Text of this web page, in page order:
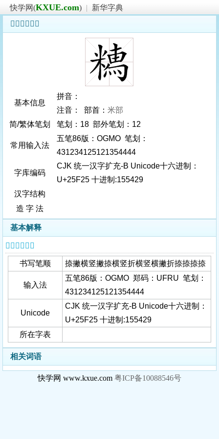
快学网(KXUE.com) |
新华字典
𥼥字基本信息
基本信息
拼音：
注音： 部首： 米部
简/繁体笔划
笔划：18 部外笔划：12
常用输入法
五笔86版：OGMO 笔划：
431234125121354444
字库编码
CJK 统一汉字扩充-B Unicode十六进制：
U+25F25 十进制:155429
汉字结构
造 字 法
基本解释
𥼥字基本信息
书写笔顺 捺撇横竖撇捺横竖折横竖横撇折捺捺捺捺
输入法
五笔86版：OGMO 郑码：UFRU 笔划：
431234125121354444
Unicode
CJK 统一汉字扩充-B Unicode十六进制：
U+25F25 十进制:155429
所在字表
相关词语
快学网 www.kxue.com 粤ICP备10088546号